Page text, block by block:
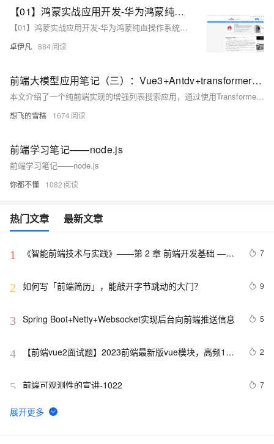
【01】鸿蒙实战应用开发-华为鸿蒙纯血操作系统Harmony OS NEXT-项目开发实战-优雅草卓伊凡拟开发一个一站式家政服务平台-前期筹备-暂定取名斑马家政软件系统-本项目前端开源-服务端采用优雅草蜻蜓Z系统-搭配ruoyi框架admin后台-全过程实战项目分享-从零开发到上线
【01】鸿蒙实战应用开发-华为鸿蒙纯血操作系统Harmony OS NEXT-项目开发实战-优雅草卓伊凡拟开发一个一站式家政服务平台-前期筹备-暂定取名斑马家政软件系统-本项目前端开源-服务端采用优雅草蜻蜓Z系统-搭配ruoyi框架admin后台-全过程实战项目分享-从零开发到上线
卓伊凡 884
前端大模型应用笔记（三）：Vue3+Antdv+transformers+本地模型实现浏览器端侧增强搜索
本文介绍了一个纯前端实现的增强列表搜索应用，通过使用Transformer模型，实现了更智能的搜索功能，如使用“番茄”可以搜索到“西红柿”。项目基于Vue3和Ant Design Vue，使用了Xenova的bge-base-zh-v1.5模型。文章详细介绍了从环境搭建、数据准备到具体实现的全过程，并展示了实际效果和待改进点。
想飞的雪糕 1674
前端学习笔记——node.js
前端学习笔记——node.js
你都不懂 1082
热门文章 最新文章
1
《智能前端技术与实践》——第 2 章 前端开发基础 ——
7
2 如何写「前端简历」，能敲开字节跳动的大门？ 9
3 Spring Boot+Netty+Websocket实现后台向前端推送信息 5
4
【前端vue2面试题】2023前端最新版vue模块，高频17
2
5 前端可观测性的宣讲-1022 7
6 2022 前端包管理方案-pnpm 和 corepack